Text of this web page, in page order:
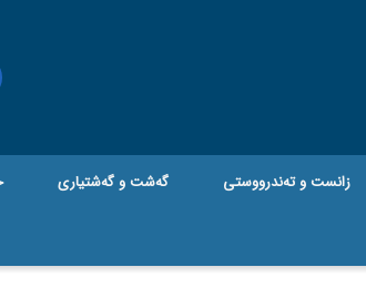
زانست و تەندرووستی گه‌شت و گه‌شتیاری